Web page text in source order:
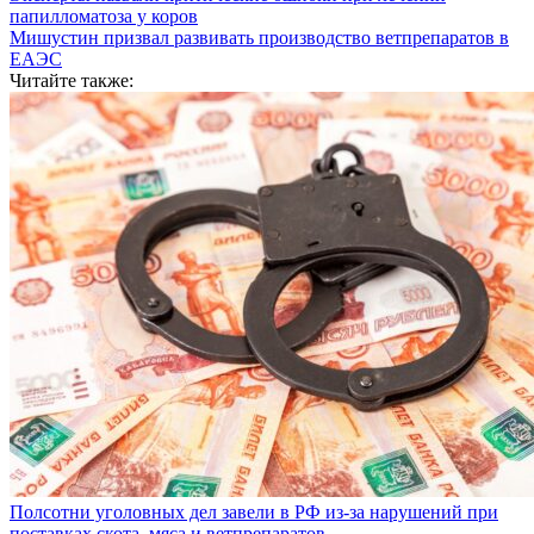
папилломатоза у коров
Мишустин призвал развивать производство ветпрепаратов в
ЕАЭС
Читайте также:
Полсотни уголовных дел завели в РФ из-за нарушений при